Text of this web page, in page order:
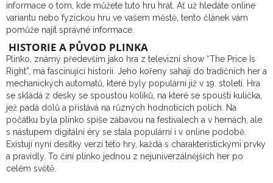
informace o tom, kde můžete tuto hru hrát. Ať už hledáte online
variantu nebo fyzickou hru ve vašem městě, tento článek vám
pomůže najít správné informace.
HISTORIE A PŮVOD PLINKA
Plinko, známý především jako hra z televizní show “The Price Is
Right”, má fascinující historii. Jeho kořeny sahají do tradičních her a
mechanických automatů, které byly populární již v 19. století. Hra
se skládá z desky se spoustou kolíků, na které se spouští kulička,
jež padá dolů a přistává na různých hodnotících polích. Na
počátku byla plinko spíše zábavou na festivalech a v hernách, ale
s nástupem digitální éry se stala populární i v online podobě.
Existují nyní desítky verzí této hry, každá s charakteristickými prvky
a pravidly. To činí plinko jednou z nejuniverzálnějších her po
celém světě.